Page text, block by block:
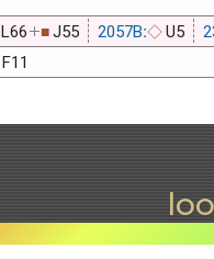
L66 ■J55 2057B:◇U5
F11